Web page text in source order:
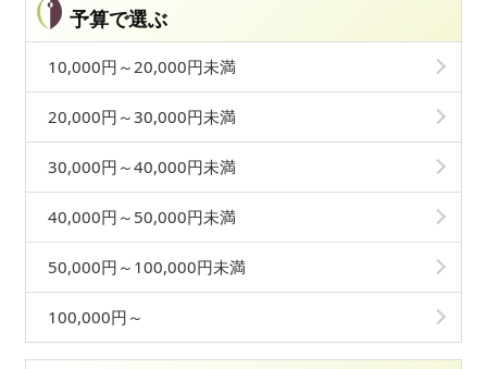
予算で選ぶ
10,000円～20,000円未満
20,000円～30,000円未満
30,000円～40,000円未満
40,000円～50,000円未満
50,000円～100,000円未満
100,000円～